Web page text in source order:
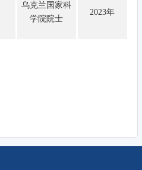
乌克兰国家科
学院院士
2023年